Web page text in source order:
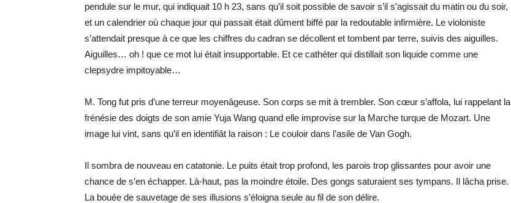
pendule sur le mur, qui indiquait 10 h 23, sans qu’il soit possible de savoir s’il s’agissait du matin ou du soir,
et un calendrier où chaque jour qui passait était dûment biffé par la redoutable infirmière. Le violoniste
s’attendait presque à ce que les chiffres du cadran se décollent et tombent par terre, suivis des aiguilles.
Aiguilles… oh ! que ce mot lui était insupportable. Et ce cathéter qui distillait son liquide comme une
clepsydre impitoyable…
M. Tong fut pris d’une terreur moyenâgeuse. Son corps se mit à trembler. Son cœur s’affola, lui rappelant la
frénésie des doigts de son amie Yuja Wang quand elle improvise sur la Marche turque de Mozart. Une
image lui vint, sans qu’il en identifiât la raison : Le couloir dans l’asile de Van Gogh.
Il sombra de nouveau en catatonie. Le puits était trop profond, les parois trop glissantes pour avoir une
chance de s’en échapper. Là-haut, pas la moindre étoile. Des gongs saturaient ses tympans. Il lâcha prise.
La bouée de sauvetage de ses illusions s’éloigna seule au fil de son délire.